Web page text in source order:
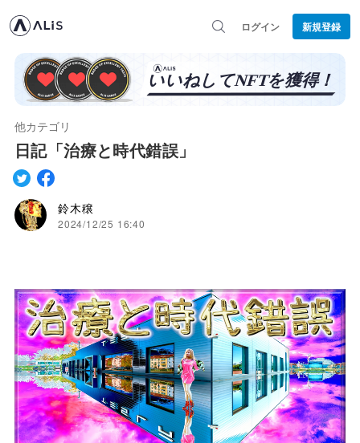
ログイン 新規登録
他カテゴリ
日記「治療と時代錯誤」
鈴木穣
2024/12/25 16:40